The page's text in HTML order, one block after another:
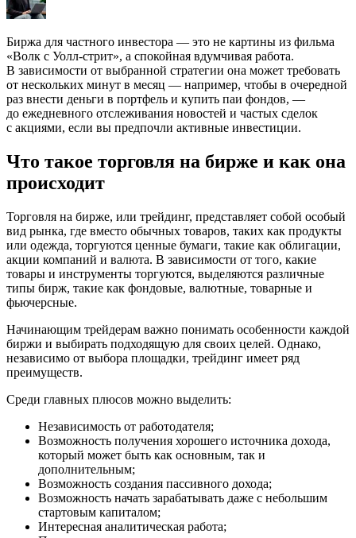
Биржа для частного инвестора — это не картины из фильма
«Волк с Уолл-стрит», а спокойная вдумчивая работа.
В зависимости от выбранной стратегии она может требовать
от нескольких минут в месяц — например, чтобы в очередной
раз внести деньги в портфель и купить паи фондов, —
до ежедневного отслеживания новостей и частых сделок
с акциями, если вы предпочли активные инвестиции.
Что такое торговля на бирже и как она
происходит
Торговля на бирже, или трейдинг, представляет собой особый
вид рынка, где вместо обычных товаров, таких как продукты
или одежда, торгуются ценные бумаги, такие как облигации,
акции компаний и валюта. В зависимости от того, какие
товары и инструменты торгуются, выделяются различные
типы бирж, такие как фондовые, валютные, товарные и
фьючерсные.
Начинающим трейдерам важно понимать особенности каждой
биржи и выбирать подходящую для своих целей. Однако,
независимо от выбора площадки, трейдинг имеет ряд
преимуществ.
Среди главных плюсов можно выделить:
Независимость от работодателя;
Возможность получения хорошего источника дохода,
который может быть как основным, так и
дополнительным;
Возможность создания пассивного дохода;
Возможность начать зарабатывать даже с небольшим
стартовым капиталом;
Интересная аналитическая работа;